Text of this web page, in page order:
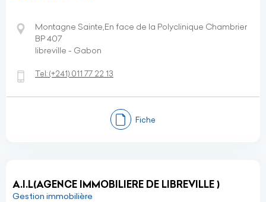
Montagne Sainte,En face de la Polyclinique Chambrier
BP 407
libreville - Gabon
Tel:(+241) 011 77 22 13
Fiche
A.I.L(AGENCE IMMOBILIERE DE LIBREVILLE )
Gestion immobilière